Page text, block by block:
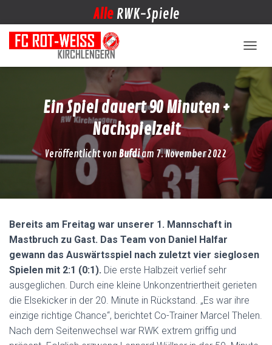
Alle RWK-Spiele
Ein Spiel dauert 90 Minuten +
Nachspielzeit
Veröffentlicht von Bufdiam 7. November 2022
Bereits am Freitag war unserer 1. Mannschaft in
Mastbruch zu Gast. Das Team von Daniel Halfar
gewann das Auswärtsspiel nach zuletzt vier sieglosen
Spielen mit 2:1 (0:1). Die erste Halbzeit verlief sehr
ausgeglichen. Durch eine kleine Unkonzentriertheit gerieten
die Elsekicker in der 20. Minute in Rückstand. „Es war ihre
einzige richtige Chance“, berichtet Co-Trainer Marcel Thelen.
Nach dem Seitenwechsel war RWK extrem griffig und